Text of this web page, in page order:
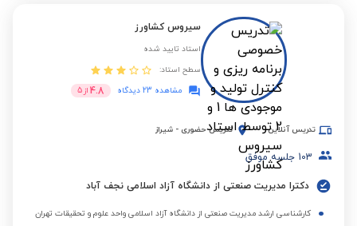
سیروس کشاورز
استاد تایید شده
سطح استاد:
مشاهده 23 دیدگاه
4.8 از 5
تدریس آنلاین تدریس حضوری - شیراز
103 جلسه موفق
دکترا مدیریت صنعتی از دانشگاه آزاد اسلامی نجف آباد
کارشناسی ارشد مدیریت صنعتی از دانشگاه آزاد اسلامی واحد علوم و تحقیقات تهران